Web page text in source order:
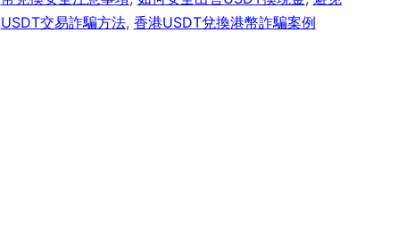
USDT交易詐騙方法, 香港USDT兌換港幣詐騙案例